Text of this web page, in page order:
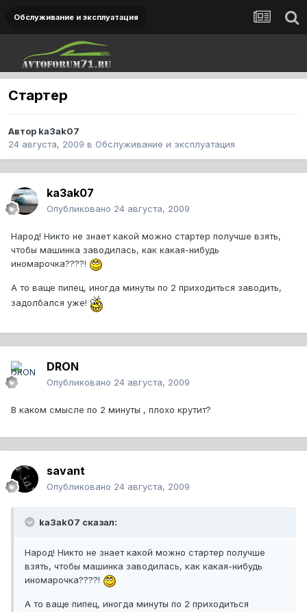
Обслуживание и эксплуатация
Стартер
Автор ka3ak07
24 августа, 2009 в Обслуживание и эксплуатация
ka3ak07
Опубликовано 24 августа, 2009
Народ! Никто не знает какой можно стартер получше взять,
чтобы машинка заводилась, как какая-нибудь
иномарочка????!
А то ваще пипец, иногда минуты по 2 приходиться заводить,
задолбался уже!
DRON
Опубликовано 24 августа, 2009
В каком смысле по 2 минуты , плохо крутит?
savant
Опубликовано 24 августа, 2009
ka3ak07 сказал:
Народ! Никто не знает какой можно стартер получше
взять, чтобы машинка заводилась, как какая-нибудь
иномарочка????!
А то ваще пипец, иногда минуты по 2 приходиться